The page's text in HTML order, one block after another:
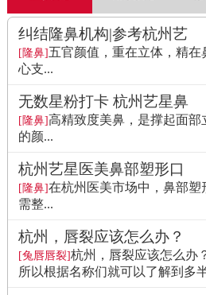
纠结隆鼻机构|参考杭州艺
[隆鼻]五官颜值，重在立体，精在
心支...
无数星粉打卡 杭州艺星鼻
[隆鼻]高精致度美鼻，是撑起面
的颜...
杭州艺星医美鼻部塑形口
[隆鼻]在杭州医美市场中，鼻部塑
需整...
杭州，唇裂应该怎么办？
[兔唇唇裂]杭州，唇裂应该怎么办
所以根据名称们就可以了解到多